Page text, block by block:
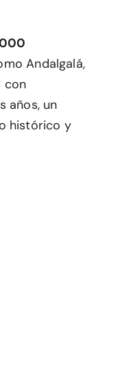
Andalgalá,
con
años, un
histórico y